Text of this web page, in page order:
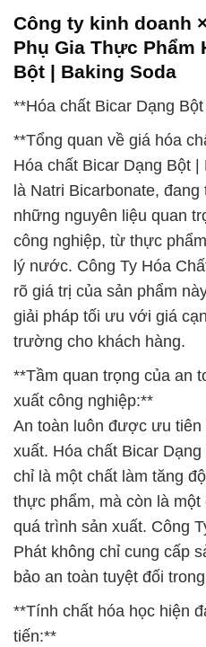
Công ty kinh doanh
Phụ Gia Thực Phẩm
Bột | Baking Soda
**Hóa chất Bicar Dạng
**Tổng quan về giá hóa
Hóa chất Bicar Dạng Bột
là Natri Bicarbonate,
những nguyên liệu quan
công nghiệp, từ thực
lý nước. Công Ty Hóa
rõ giá trị của sản phẩm
giải pháp tối ưu với giá
trường cho khách hàng.
**Tầm quan trọng của an
xuất công nghiệp:**
An toàn luôn được ưu tiên
xuất. Hóa chất Bicar
chỉ là một chất làm tăng
thực phẩm, mà còn là
quá trình sản xuất. Công
Phát không chỉ cung cấp
bảo an toàn tuyệt đối
**Tính chất hóa học hiện
tiến:**